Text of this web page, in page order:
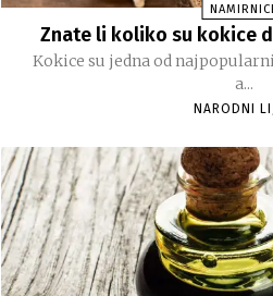
Znate li koliko su kokice
Kokice su jedna od
a...
NARODNI